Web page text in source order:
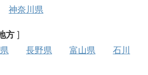
神奈川県
方 ]
長野県 富山県
石川